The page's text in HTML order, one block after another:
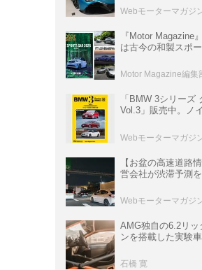
イパーカー【スーパ
クル・完全版／116
Webモーターマガジ
『Motor Magazine
は古今の和製スポ
情報も満載
Motor Magazine編集
「BMW 3シリーズ
Vol.3」販売中。ノ
ムック
Webモーターマガジ
【お盆の高速道路
営会社が渋滞予測
数ある
Webモーターマガジ
AMG独自の6.2リッ
ンを搭載した実験
P900 プロトタイプ
石橋 寛